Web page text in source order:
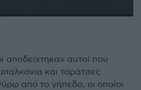
αποδείχτηκαν αυτοί που
και ταράτσες
από το γήπεδο, οι οποίοι